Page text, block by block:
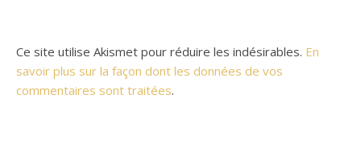
Ce site utilise Akismet pour réduire les indésirables. En
savoir plus sur la façon dont les données de vos
commentaires sont traitées.